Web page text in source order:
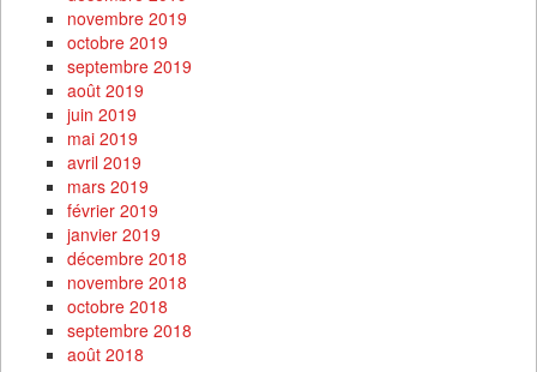
novembre 2019
octobre 2019
septembre 2019
août 2019
juin 2019
mai 2019
avril 2019
mars 2019
février 2019
janvier 2019
décembre 2018
novembre 2018
octobre 2018
septembre 2018
août 2018